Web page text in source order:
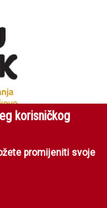
korisničkog
promijeniti svoje